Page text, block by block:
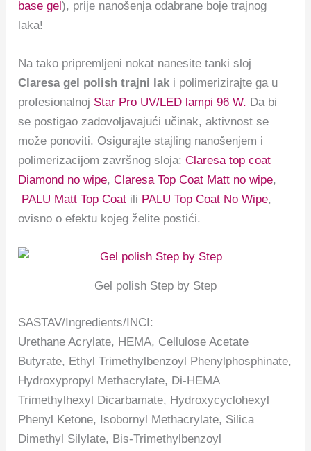
base gel), prije nanošenja odabrane boje trajnog
laka!
Na tako pripremljeni nokat nanesite tanki sloj
Claresa gel polish trajni lak i polimerizirajte ga u
profesionalnoj Star Pro UV/LED lampi 96 W. Da bi
se postigao zadovoljavajući učinak, aktivnost se
može ponoviti. Osigurajte stajling nanošenjem i
polimerizacijom završnog sloja:Claresa top coat
Diamond no wipe,Claresa Top Coat Matt no wipe,
PALU Matt Top Coat ili PALU Top Coat No Wipe,
ovisno o efektu kojeg želite postići.
Gel polish Step by Step
SASTAV/Ingredients/INCI:
Urethane Acrylate, HEMA, Cellulose Acetate
Butyrate, Ethyl Trimethylbenzoyl Phenylphosphinate,
Hydroxypropyl Methacrylate, Di-HEMA
Trimethylhexyl Dicarbamate, Hydroxycyclohexyl
Phenyl Ketone, Isobornyl Methacrylate, Silica
Dimethyl Silylate, Bis-Trimethylbenzoyl